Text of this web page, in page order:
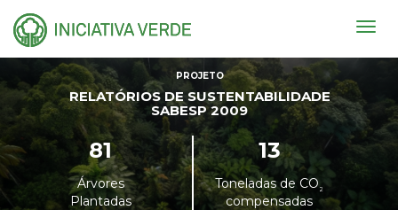
PROJETO
RELATÓRIOS DE SUSTENTABILIDADE
SABESP 2009
81
Árvores
Plantadas
13
Toneladas de CO²
compensadas